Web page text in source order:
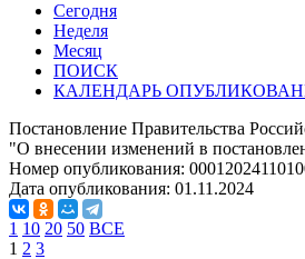
Сегодня
Неделя
Месяц
ПОИСК
КАЛЕНДАРЬ
Постановление Правительства
"О внесении изменений в
Номер опубликования:
Дата опубликования: 01.11.2024
1 10 20 50 ВСЕ
1 2 3